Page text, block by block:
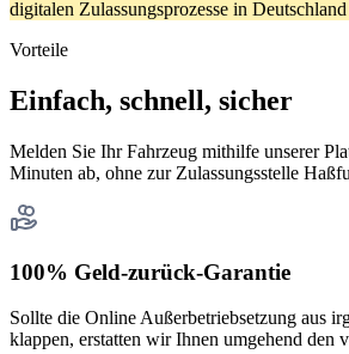
digitalen Zulassungsprozesse in
Vorteile
Einfach, schnell, sicher
Melden Sie Ihr Fahrzeug mithilfe unserer
Minuten ab, ohne zur Zulassungsstelle
100% Geld-zurück-Garantie
Sollte die Online Außerbetriebsetzung aus
klappen, erstatten wir Ihnen umgehend den